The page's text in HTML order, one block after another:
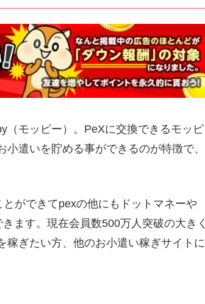
（モッピー）。PeXに交換できるモッピ
遣いを貯める事ができるのが特徴で、
ができてpexの他にもドットマネーや
ます。現在会員数500万人突破の大きく
稼ぎたい方、他のお小遣い稼ぎサイトに